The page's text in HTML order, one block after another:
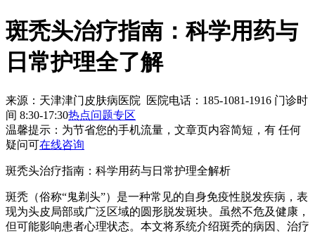
斑秃头治疗指南：科学用药与
日常护理全了解
来源：天津津门皮肤病医院 医院电话：185-1081-1916 门诊时
间 8:30-17:30热点问题专区
温馨提示： 为节省您的手机流量，文章页内容简短，有 任何
疑问可在线咨询
斑秃头治疗指南：科学用药与日常护理全解析
斑秃（俗称“鬼剃头”）是一种常见的自身免疫性脱发疾病，表
现为头皮局部或广泛区域的圆形脱发斑块。虽然不危及健康，
但可能影响患者心理状态。本文将系统介绍斑秃的病因、治疗